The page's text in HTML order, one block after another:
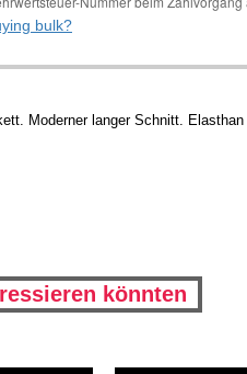
bulk?
Moderner langer Schnitt.
könnten